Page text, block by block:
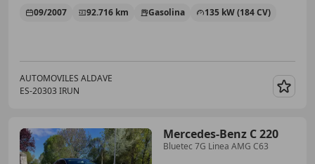
09/2007 92.716 km Gasolina 135 kW (184 CV)
AUTOMOVILES ALDAVE
ES-20303 IRUN
Mercedes-Benz C 220
Bluetec 7G Linea AMG C63